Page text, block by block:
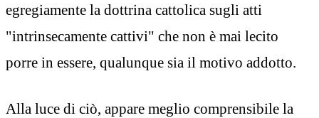
egregiamente la dottrina cattolica sugli atti
"intrinsecamente cattivi" che non è mai lecito
porre in essere, qualunque sia il motivo addotto.
Alla luce di ciò, appare meglio comprensibile la